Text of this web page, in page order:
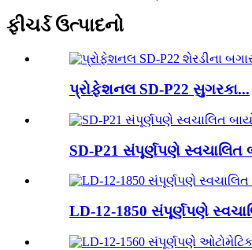
ફીચર્ડ ઉત્પાદનો
પ્રોફેશનલ SD-P22 સુગરકા...
SD-P21 સંપૂર્ણપણે સ્વચાલિત
LD-12-1850 સંપૂર્ણપણે